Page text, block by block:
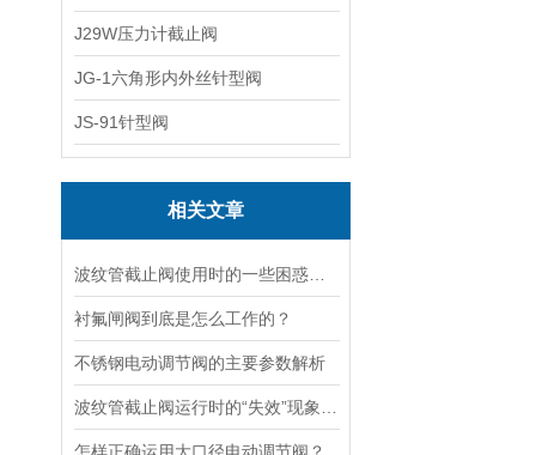
J29W压力计截止阀
JG-1六角形内外丝针型阀
JS-91针型阀
相关文章
衬氟闸阀到底是怎么工作的？
不锈钢电动调节阀的主要参数解析